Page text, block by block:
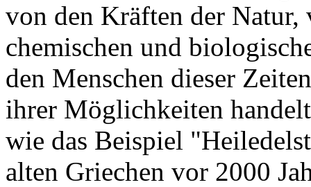
von den Kräften der
chemischen und
den Menschen dieser
ihrer Möglichkeiten
wie das Beispiel
alten Griechen vor 2000